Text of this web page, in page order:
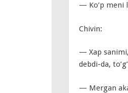
— Ko’p meni
Chivin:
— Xap
debdi-da,
— Mergan